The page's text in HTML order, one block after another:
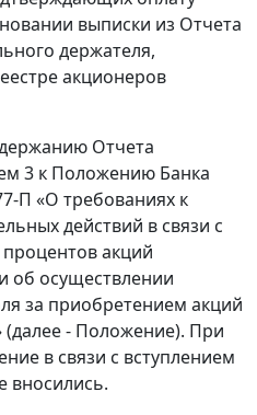
выписки из Отчета
держателя,
акционеров
Отчета
3 к Положению Банка
П «О требованиях к
действий в связи с
акций
об осуществлении
за приобретением акций
- Положение). При
в связи с вступлением
вносились.